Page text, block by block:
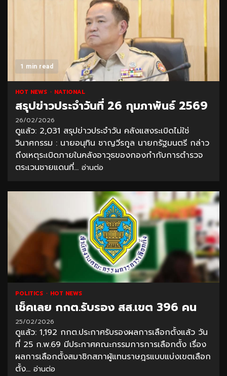
1 min read
HOT NEWS NATIONAL
สรุปข่าวประจำวันที่ 26 กุมภาพันธ์ 2569
26/02/2026
ดูแล้ว: 2,031 สรุปข่าวประจำวัน คลังแสงระเบิดไม่ใช่
วินาศกรรม : นายอนุทิน ชาญวีรกูล นายกรัฐมนตรี กล่าว
ถึงเหตุระเบิดภายในคลังอาวุธของกองกำกับการตำรวจ
ตระเวนชายแดนที่... อ่านต่อ
POLITICS HOT NEWS
เช็คเลย กกต.รับรอง สส.เขต 396 คน
25/02/2026
ดูแล้ว: 1,192 กกต.ประกาศรับรองผลการเลือกตั้งแล้ว วัน
ที่ 25 ก.พ.69 มีประกาศคณะกรรมการการเลือกตั้ง เรื่อง
ผลการเลือกตั้งสมาชิกสภาผู้แทนราษฎรแบบแบ่งเขตเลือก
ตั้ง... อ่านต่อ